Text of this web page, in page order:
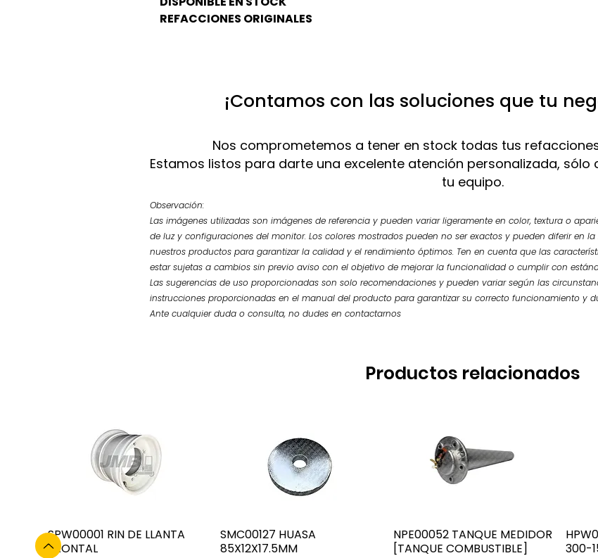
REFACCIONES ORIGINALES
¡Contamos con las soluciones que tu
Nos comprometemos a tener en stock todas tus
Estamos listos para darte una excelente atención personalizada,
tu equipo.
Observación:
Las imágenes utilizadas son imágenes de referencia y pueden variar ligeramente en color, textura o
de luz y configuraciones del monitor. Los colores mostrados pueden no ser exactos y pueden diferir en
nuestros productos para garantizar la calidad y el rendimiento óptimos. Ten en cuenta que las
estar sujetas a cambios sin previo aviso con el objetivo de mejorar la funcionalidad o cumplir con
Las sugerencias de uso proporcionadas son solo recomendaciones y pueden variar según las
instrucciones proporcionadas en el manual del producto para garantizar su correcto funcionamiento y
Ante cualquier duda o consulta, no dudes en contactarnos
Productos relacionados
SPW00001 RIN DE LLANTA
FRONTAL
SMC00127 HUASA
85X12X17.5MM
NPE00052 TANQUE MEDIDOR
[TANQUE COMBUSTIBLE]
300-